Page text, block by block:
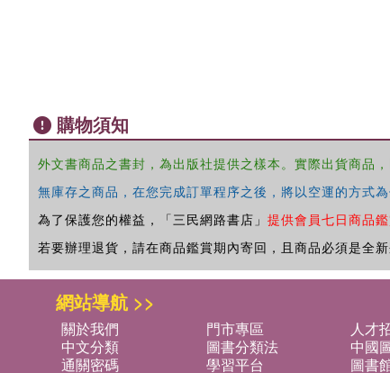
購物須知
外文書商品之書封，為出版社提供之樣本。實際出貨商品
無庫存之商品，在您完成訂單程序之後，將以空運的方式
為了保護您的權益，「三民網路書店」 提供會員七日商品
若要辦理退貨，請在商品鑑賞期內寄回，且商品必須是全
網站導航 >>
關於我們 門市專區 人才
中文分類
圖書分類法 中國
通關密碼
學習平台 圖書